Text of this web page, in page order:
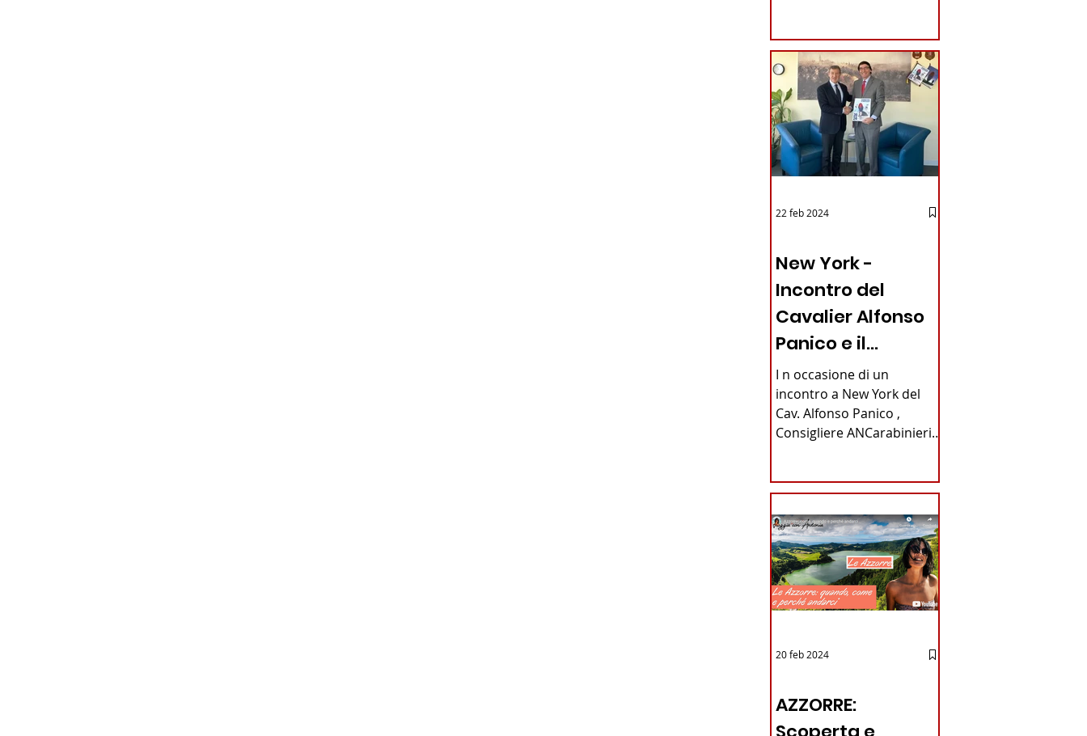
New York -
Incontro del
Cavalier Alfonso
Panico e il
Generale dei
Carabinieri
Fabrizio Parrulli
I n occasione di un
incontro a New York del
Cav. Alfonso Panico ,
Consigliere ANCarabinieri
22 feb 2024
AZZORRE:
20 feb 2024